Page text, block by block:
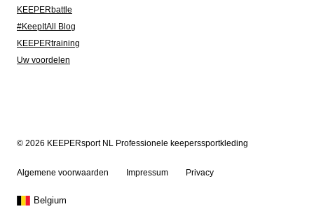
KEEPERbattle
#KeepItAll Blog
KEEPERtraining
Uw voordelen
© 2026 KEEPERsport NL Professionele keeperssportkleding
Algemene voorwaarden Impressum Privacy
Belgium